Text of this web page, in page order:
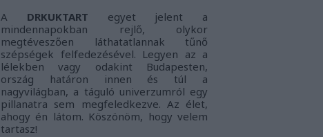
A
DRKUKTART egyet jelent a
mindennapokban rejlő, olykor
megtéveszően láthatatlannak tűnő
szépségek felfedezésével. Legyen az a
lélekben vagy odakint Budapesten,
ország határon innen és túl a
nagyvilágban, a táguló univerzumról egy
pillanatra sem megfeledkezve. Az élet,
ahogy én látom. Köszönöm, hogy velem
tartasz!